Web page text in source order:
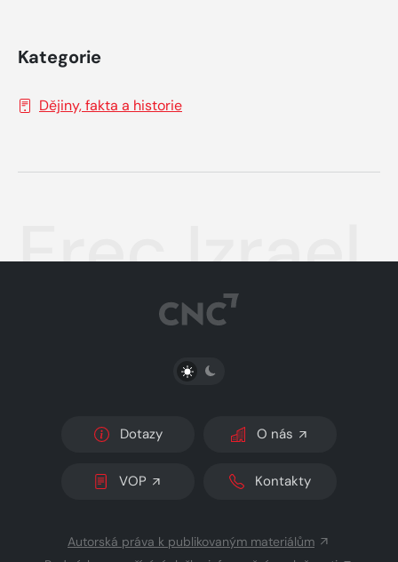
Kategorie
Dějiny, fakta a historie
Erec Izrael
PŘEPNOUT SVĚTLÝ/TMAVÝ REŽIM
Dotazy O nás
VOP Kontakty
Autorská práva k publikovaným materiálům